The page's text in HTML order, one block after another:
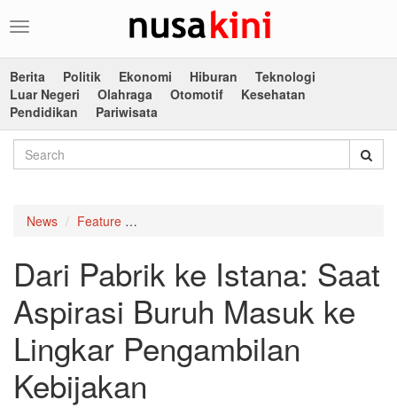
Toggle
Berita
Politik Ekonomi Hiburan
Teknologi
Luar Negeri
Olahraga Otomotif
Kesehatan
Pendidikan
Pariwisata
News Feature
Dari Pabrik ke Istana: Saat
Aspirasi Buruh Masuk ke
Lingkar Pengambilan
Kebijakan